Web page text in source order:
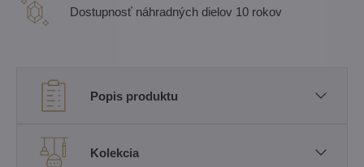
Dostupnosť náhradných dielov 10 rokov
Popis produktu
Kolekcia